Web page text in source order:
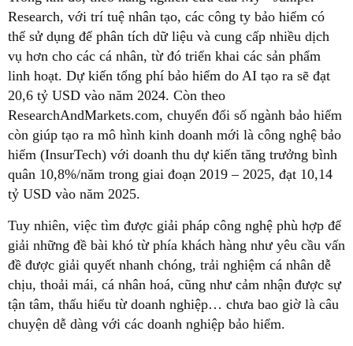
Research, với trí tuệ nhân tạo, các công ty bảo hiểm có
thể sử dụng để phân tích dữ liệu và cung cấp nhiều dịch
vụ hơn cho các cá nhân, từ đó triển khai các sản phẩm
linh hoạt. Dự kiến tổng phí bảo hiểm do AI tạo ra sẽ đạt
20,6 tỷ USD vào năm 2024. Còn theo
ResearchAndMarkets.com, chuyển đổi số ngành bảo hiểm
còn giúp tạo ra mô hình kinh doanh mới là công nghệ bảo
hiểm (InsurTech) với doanh thu dự kiến tăng trưởng bình
quân 10,8%/năm trong giai đoạn 2019 – 2025, đạt 10,14
tỷ USD vào năm 2025.
Tuy nhiên, việc tìm được giải pháp công nghệ phù hợp để
giải những đề bài khó từ phía khách hàng như yêu cầu vấn
đề được giải quyết nhanh chóng, trải nghiệm cá nhân dễ
chịu, thoải mái, cá nhân hoá, cũng như cảm nhận được sự
tận tâm, thấu hiểu từ doanh nghiệp… chưa bao giờ là câu
chuyện dễ dàng với các doanh nghiệp bảo hiểm.